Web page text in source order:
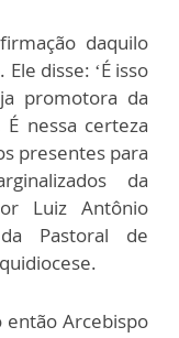
daquilo
disse: ‘É isso
promotora da
nessa certeza
presentes para
da
Luiz Antônio
Pastoral de
então Arcebispo